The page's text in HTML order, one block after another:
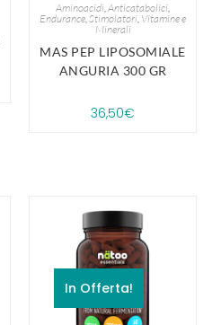
Aminoacidi,Anticatabolici,
Endurance,Stimolatori, Vitamine e
Minerali
MAS PEP LIPOSOMIALE
ANGURIA 300 GR
36,50€
In Offerta!